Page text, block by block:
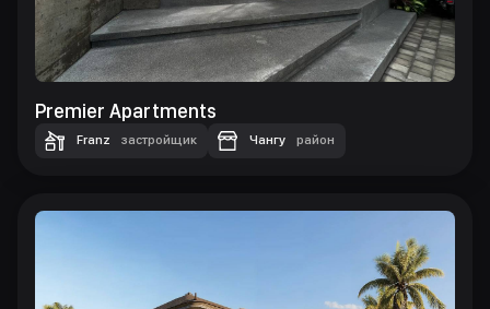
Premier Apartments
Franz застройщик Чангу район